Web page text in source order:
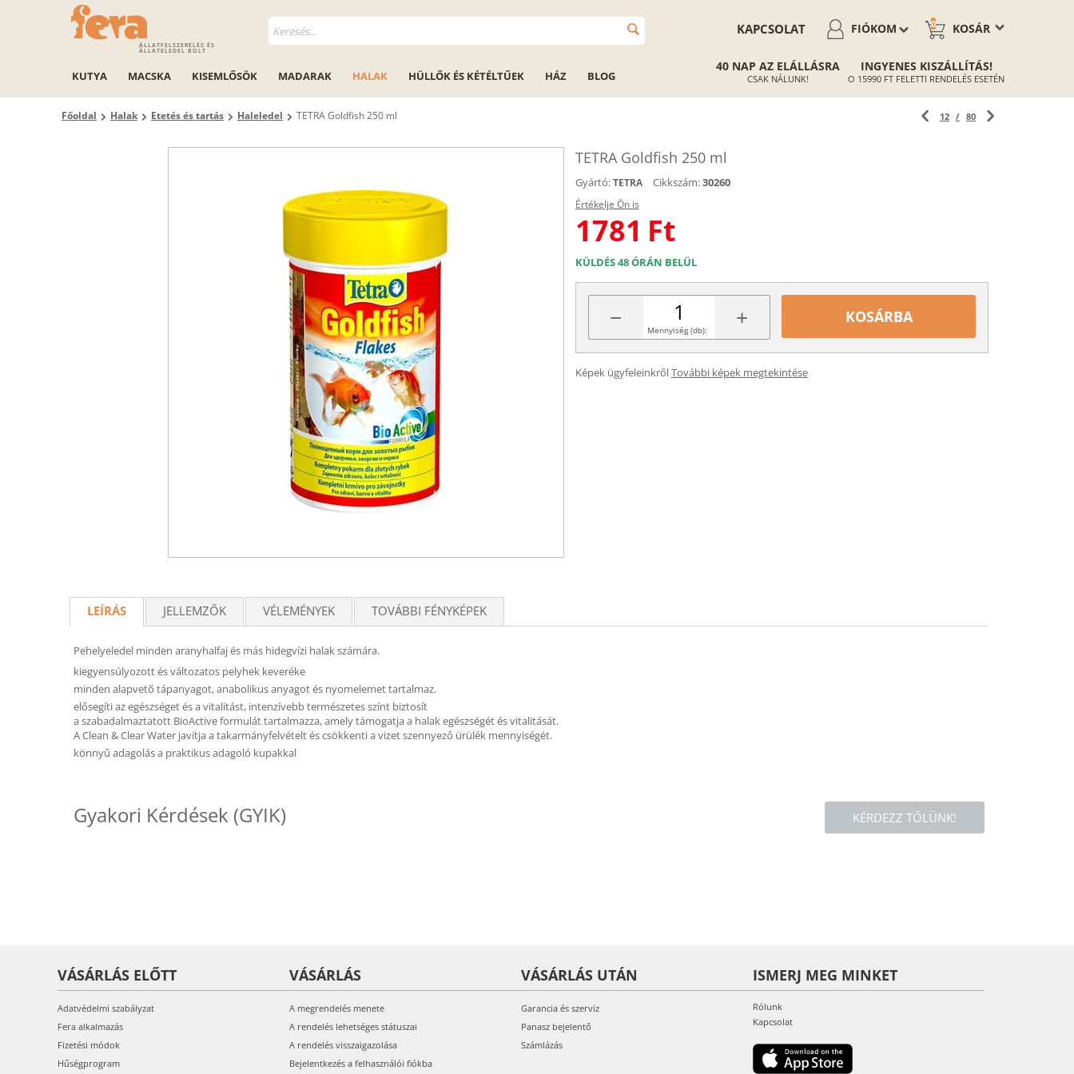
ÁLLATFELSZERELÉS ÉS
ÁLLATELEDEL BOLT
KOSÁR
0
FIÓKOM
KAPCSOLAT
KUTYA MACSKA KISEMLŐSÖK MADARAK HALAK HÜLLŐK ÉS KÉTÉLTŰEK HÁZ BLOG
40 NAP AZ ELÁLLÁSRA
CSAK NÁLUNK!
INGYENES KISZÁLLÍTÁS!
O 15990 FT FELETTI RENDELÉS ESETÉN
Főoldal Halak Etetés és tartás Haleledel TETRA Goldfish 250 ml 12 / 80
TETRA Goldfish 250 ml
Gyártó: TETRA Cikkszám:30260
Értékelje Ön is
1781 Ft
KÜLDÉS 48 ÓRÁN BELÜL
− +
Mennyiség (db):
KOSÁRBA
Képek ügyfeleinkrőlTovábbi képek megtekintése
LEÍRÁS JELLEMZŐK VÉLEMÉNYEK TOVÁBBI FÉNYKÉPEK
Pehelyeledel minden aranyhalfaj és más hidegvízi halak számára.
kiegyensúlyozott és változatos pelyhek keveréke
minden alapvető tápanyagot, anabolikus anyagot és nyomelemet tartalmaz.
elősegíti az egészséget és a vitalitást, intenzívebb természetes színt biztosít
a szabadalmaztatott BioActive formulát tartalmazza, amely támogatja a halak egészségét és vitalitását.
A Clean & Clear Water javítja a takarmányfelvételt és csökkenti a vizet szennyező ürülék mennyiségét.
könnyű adagolás a praktikus adagoló kupakkal
KÉRDEZZ TŐLÜNK!
Gyakori Kérdések (GYIK)
VÁSÁRLÁS ELŐTT
Adatvédelmi szabályzat
Fera alkalmazás
Fizetési módok
Hűségprogram
VÁSÁRLÁS
A megrendelés menete
A rendelés lehetséges státuszai
A rendelés visszaigazolása
Bejelentkezés a felhasználói fiókba
VÁSÁRLÁS UTÁN
Garancia és szerviz
Panasz bejelentő
Számlázás
ISMERJ MEG MINKET
Rólunk
Kapcsolat